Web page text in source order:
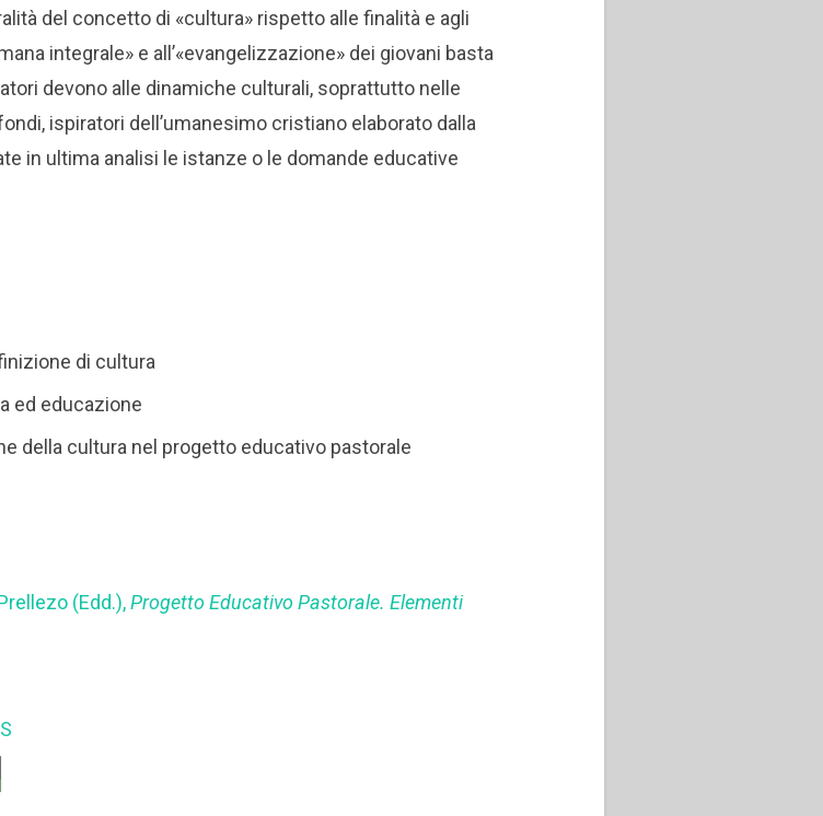
del concetto di «cultura» rispetto alle finalità e agli
integrale» e all’«evangelizzazione» dei giovani basta
devono alle dinamiche culturali, soprattutto nelle
ispiratori dell’umanesimo cristiano elaborato dalla
in ultima analisi le istanze o le domande educative
di cultura
ed educazione
della cultura nel progetto educativo pastorale
(Edd.),Progetto Educativo Pastorale. Elementi